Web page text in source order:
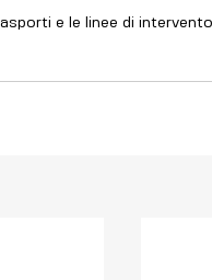
e le linee di